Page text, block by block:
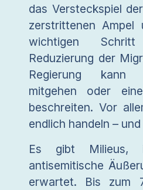
das Versteckspiel
zerstrittenen Ampel
wichtigen
Reduzierung der
Regierung kann
mitgehen oder
beschreiten. Vor
endlich handeln –
Es gibt Milieus,
antisemitische
erwartet. Bis zum